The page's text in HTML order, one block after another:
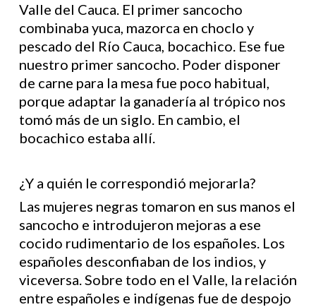
Valle del Cauca. El primer sancocho
combinaba yuca, mazorca en choclo y
pescado del Río Cauca, bocachico. Ese fue
nuestro primer sancocho. Poder disponer
de carne para la mesa fue poco habitual,
porque adaptar la ganadería al trópico nos
tomó más de un siglo. En cambio, el
bocachico estaba allí.
¿Y a quién le correspondió mejorarla?
Las mujeres negras tomaron en sus manos el
sancocho e introdujeron mejoras a ese
cocido rudimentario de los españoles. Los
españoles desconfiaban de los indios, y
viceversa. Sobre todo en el Valle, la relación
entre españoles e indígenas fue de despojo